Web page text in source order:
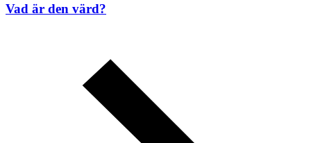
Vad är den värd?